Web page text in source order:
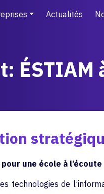
Actualités
une école à l’écoute
technologies de